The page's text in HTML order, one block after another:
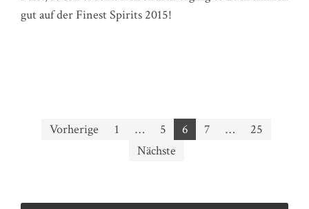
gut auf der Finest Spirits 2015!
Seitennummerierung
Vorherige 1 … 5 6 7 …
25
Nächste